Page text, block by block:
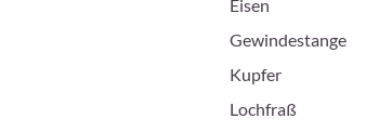
Eisen
Gewindestange
Kupfer
Lochfraß